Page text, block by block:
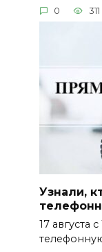
0 311
Узнали,
17 августа